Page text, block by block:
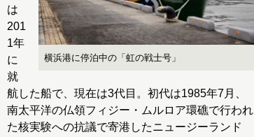
横浜港に停泊中の「虹の戦士号」
は
201
1年
に
就
航した船で、現在は3代目。初代は1985年7月、
南太平洋の仏領フィジー・ムルロア環礁で行われ
た核実験への抗議で寄港したニュージーランド